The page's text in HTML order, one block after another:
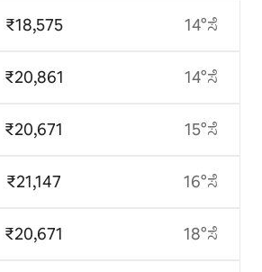
₹18,575
₹20,861
₹20,671
₹21,147
₹20,671
14°ಸೆ
14°ಸೆ
15°ಸೆ
16°ಸೆ
18°ಸೆ